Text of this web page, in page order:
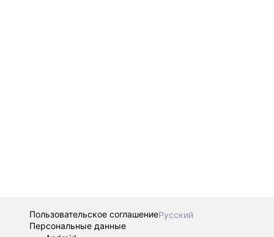
Пользовательское соглашениеРусский
Персональные данные